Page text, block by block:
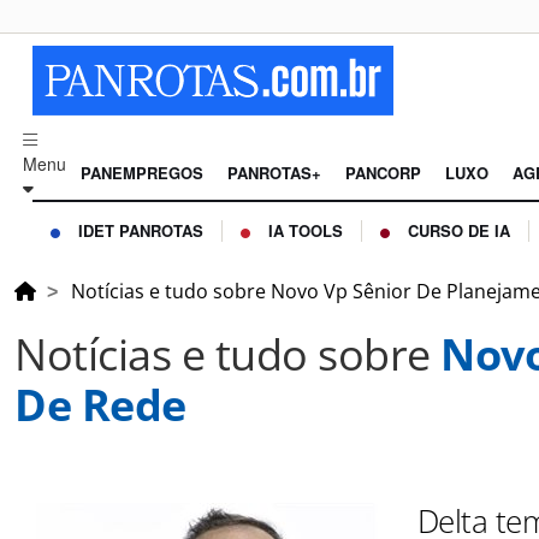
Menu PANEMPREGOS PANROTAS+ PANCORP LUXO
IDET PANROTAS IA TOOLS CURSO DE IA
Notícias e tudo sobre Novo Vp Sênior De
Notícias e tudo sobre
De Rede
Delta